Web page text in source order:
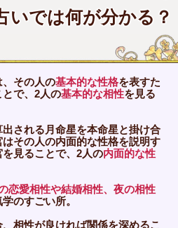
いでは何が分かる？
その人の基本的な性格を表すた
で、2人の基本的な相性を見る
される月命星を本命星と掛け合
その人の内面的な性格を説明す
見ることで、2人の内面的な性
恋愛相性や結婚相性、夜の相性
のすごい所。
相性が良ければ関係を深めるこ